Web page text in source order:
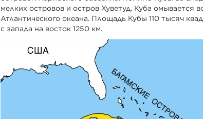
мелких островов и остров Хуветуд. Куба омывается
Атлантического океана. Площадь Кубы 110 тысяч
с запада на восток 1250 км.